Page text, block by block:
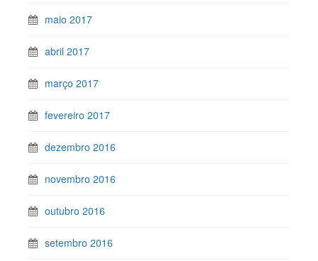
maio 2017
abril 2017
março 2017
fevereiro 2017
dezembro 2016
novembro 2016
outubro 2016
setembro 2016